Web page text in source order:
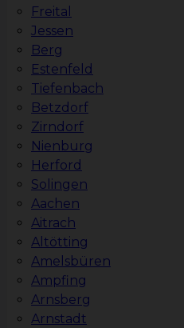
Freital
Jessen
Berg
Estenfeld
Tiefenbach
Betzdorf
Zirndorf
Nienburg
Herford
Solingen
Aachen
Aitrach
Altötting
Amelsbüren
Ampfing
Arnsberg
Arnstadt